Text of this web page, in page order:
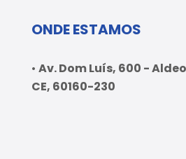
ONDE ESTAMOS
• Av. Dom Luís, 600 -
CE, 60160-230